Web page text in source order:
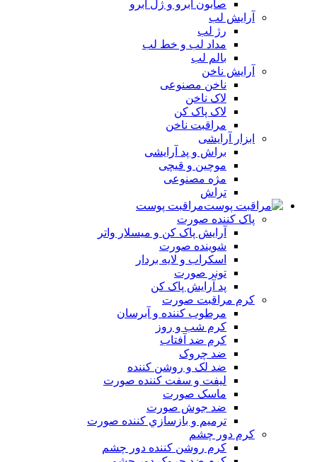
صابون ابرو و ژل ابرو
آرایش لب
رژ لب
مداد لب و خط لب
بالم لب
آرایش ناخن
ناخن مصنوعی
لاک ناخن
لاک پاک کن
مراقبت ناخن
ابزار آرایشی
براش و پد آرایشی
موچین و قیچی
مژه مصنوعی
تراش
مراقبت پوست
پاک کننده صورت
آرايش پاک کن و ميسلار واتر
شوينده صورت
اسکراب و لايه بردار
تونر صورت
پد آرايش پاک کن
کرم مراقبت صورت
مرطوب کننده و آبرسان
کرم شب و روز
کرم ضد آفتاب
ضد چروک
ضد لک و روشن کننده
ليفت و سفت کننده صورت
ماسک صورت
ضد جوش صورت
ترميم و بازسازي کننده صورت
کرم دور چشم
کرم روشن کننده دور چشم